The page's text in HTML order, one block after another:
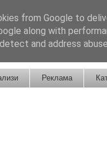
Реклама
from Google to
along with
and address